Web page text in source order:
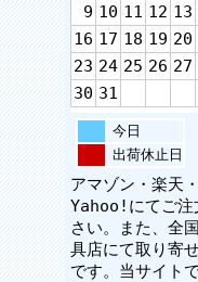
9 10 11 12 13
16 17 18 19 20
23 24 25 26 27
30 31
今日
出荷休止日
アマゾン・楽天・
Yahoo!にてご注
さい。また、全
具店にて取り寄
です。当サイト